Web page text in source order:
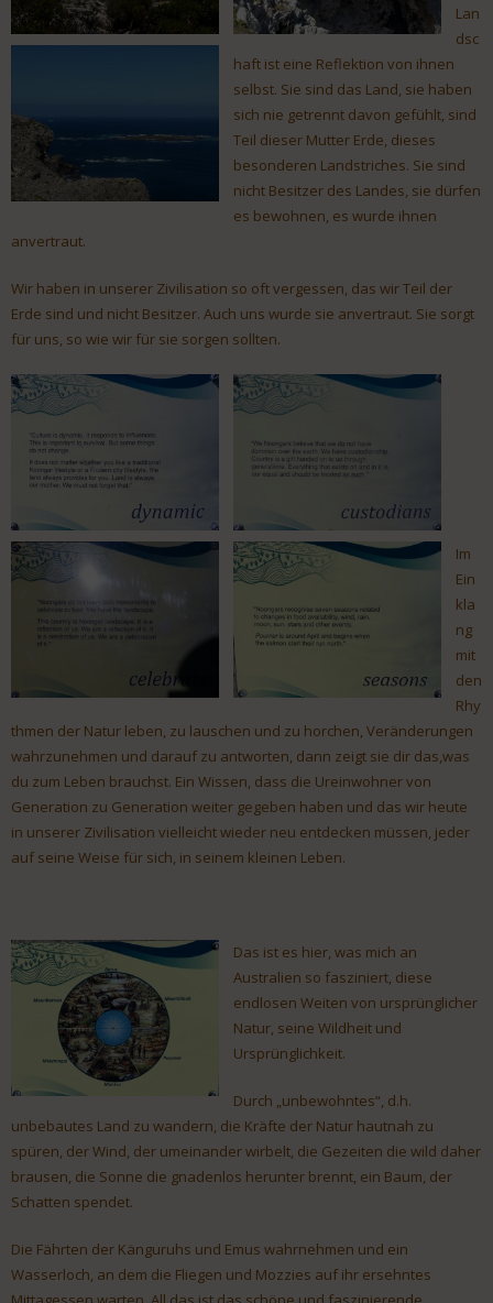
Lan
dsc
haft ist eine Reflektion von ihnen
selbst. Sie sind das Land, sie haben
sich nie getrennt davon gefühlt, sind
Teil dieser Mutter Erde, dieses
besonderen Landstriches. Sie sind
nicht Besitzer des Landes, sie dürfen
es bewohnen, es wurde ihnen
anvertraut.
Wir haben in unserer Zivilisation so oft vergessen, das wir Teil der
Erde sind und nicht Besitzer. Auch uns wurde sie anvertraut. Sie sorgt
für uns, so wie wir für sie sorgen sollten.
Im
Ein
kla
ng
mit
den
Rhy
thmen der Natur leben, zu lauschen und zu horchen, Veränderungen
wahrzunehmen und darauf zu antworten, dann zeigt sie dir das,was
du zum Leben brauchst. Ein Wissen, dass die Ureinwohner von
Generation zu Generation weiter gegeben haben und das wir heute
in unserer Zivilisation vielleicht wieder neu entdecken müssen, jeder
auf seine Weise für sich, in seinem kleinen Leben.
Das ist es hier, was mich an
Australien so fasziniert, diese
endlosen Weiten von ursprünglicher
Natur, seine Wildheit und
Ursprünglichkeit.
Durch „unbewohntes“, d.h.
unbebautes Land zu wandern, die Kräfte der Natur hautnah zu
spüren, der Wind, der umeinander wirbelt, die Gezeiten die wild daher
brausen, die Sonne die gnadenlos herunter brennt, ein Baum, der
Schatten spendet.
Die Fährten der Känguruhs und Emus wahrnehmen und ein
Wasserloch, an dem die Fliegen und Mozzies auf ihr ersehntes